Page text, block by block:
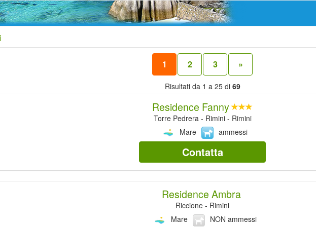
1 2 3 »
Risultati da 1 a 25 di 69
Residence Fanny
Torre Pedrera - Rimini - Rimini
Mare
ammessi
Contatta
Residence Ambra
Riccione - Rimini
Mare
NON ammessi